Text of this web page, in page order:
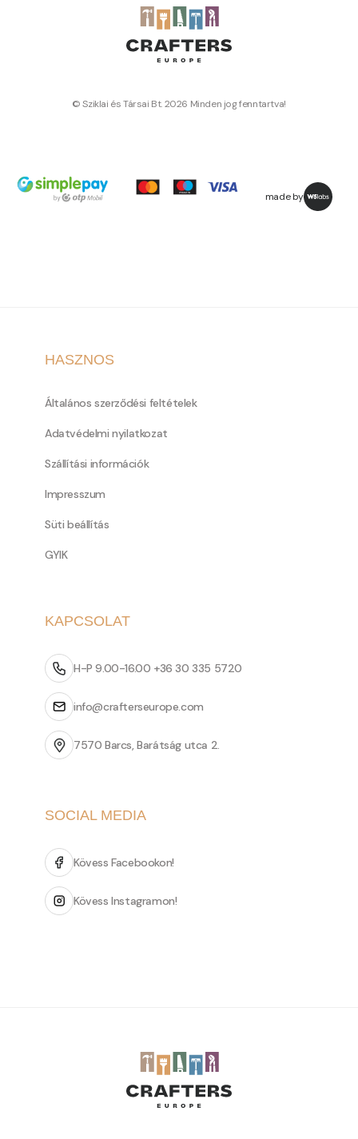
© Sziklai és Társai Bt. 2026 Minden jog fenntartva!
made by
HASZNOS
Általános szerződési feltételek
Adatvédelmi nyilatkozat
Szállítási információk
Impresszum
Süti beállítás
GYIK
KAPCSOLAT
H-P 9.00-16.00 +36 30 335 5720
info@crafterseurope.com
7570 Barcs, Barátság utca 2.
SOCIAL MEDIA
Kövess Facebookon!
Kövess Instagramon!